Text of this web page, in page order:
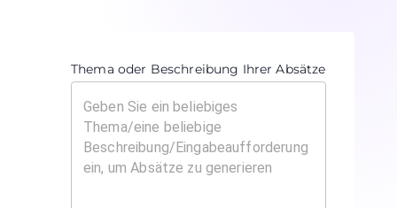
Thema oder Beschreibung Ihrer Absätze